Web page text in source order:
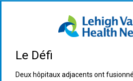
Le Défi
Deux hôpitaux adjacents ont